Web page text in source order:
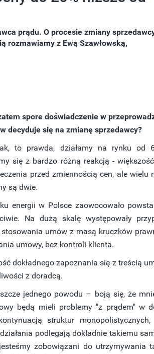
prądu. O procesie zmiany
rozmawiamy z Ewą Szawłowską,
spore doświadczenie w
decyduje się na zmianę sprzedawcy?
to prawda, działamy na rynku od
się z bardzo różną reakcją -
przed zmiennością cen, ale wielu
są dwie.
energii w Polsce zaowocowało
Na dużą skalę występowały
umów z masą kruczków
umowy, bez kontroli klienta.
dokładnego zapoznania się z treścią
z doradcą.
jednego powodu – boją się, że
będą mieli problemy "z prądem" w
struktur monopolistycznych,
podlegają dokładnie takiemu
zobowiązani do utrzymywania